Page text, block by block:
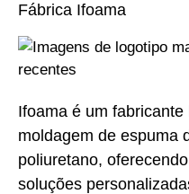
Fábrica Ifoama
Ifoama é um fabricante
moldagem de espuma
poliuretano, oferecendo
soluções